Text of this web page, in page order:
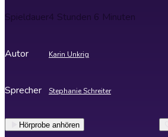
Spieldauer4 Stunden 6 Minuten
Autor Karin Unkrig
Sprecher Stephanie Schreiter
Hörprobe anhören